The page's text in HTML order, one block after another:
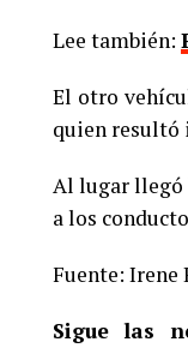
Lee también:
El otro
quien resultó
Al lugar llegó
a los
Fuente: Irene
Sigue las